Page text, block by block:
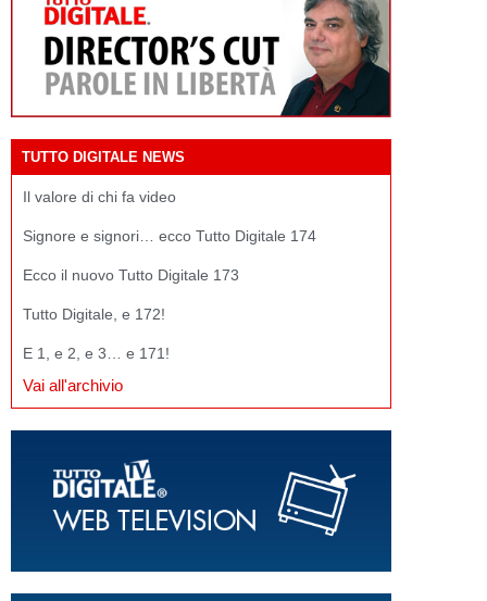
TUTTO DIGITALE NEWS
Il valore di chi fa video
Signore e signori… ecco Tutto Digitale 174
Ecco il nuovo Tutto Digitale 173
Tutto Digitale, e 172!
E 1, e 2, e 3… e 171!
Vai all'archivio